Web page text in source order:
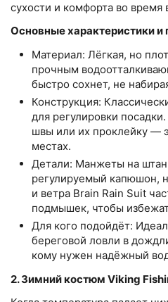
сухости и комфорта во время
Основные характеристики
Материал: Лёгкая, но
прочным
быстро сохнет, не
Конструкция:
для регулировки
швы или их проклейку —
местах.
Детали: Манжеты на
регулируемый капюшон,
и ветра Brain Rain Suit
подмышек, чтобы
Для кого подойдёт:
береговой ловли в
кому нужен надёжный
2. Зимний костюм Viking